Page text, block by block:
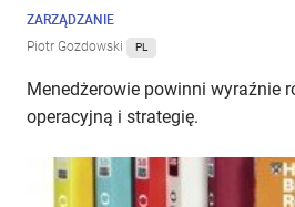
ZARZĄDZANIE
Piotr Gozdowski PL
Menedżerowie powinni wyraźnie
operacyjną i strategię.